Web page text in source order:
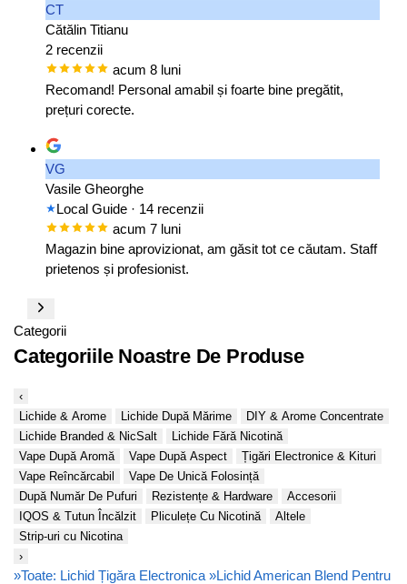
CT
Cătălin Titianu
2 recenzii
acum 8 luni
Recomand! Personal amabil și foarte bine pregătit,
prețuri corecte.
VG
Vasile Gheorghe
Local Guide · 14 recenzii
acum 7 luni
Magazin bine aprovizionat, am găsit tot ce căutam. Staff
prietenos și profesionist.
Categorii
Categoriile Noastre De Produse
‹
Lichide & Arome
Lichide După Mărime
DIY & Arome Concentrate
Lichide Branded & NicSalt
Lichide Fără Nicotină
Vape După Aromă
Vape După Aspect
Țigări Electronice & Kituri
Vape Reîncărcabil
Vape De Unică Folosință
După Număr De Pufuri
Rezistențe & Hardware
Accesorii
IQOS & Tutun Încălzit
Pliculețe Cu Nicotină
Altele
Strip-uri cu Nicotina
›
»Toate: Lichid Țigăra Electronica »Lichid American Blend Pentru